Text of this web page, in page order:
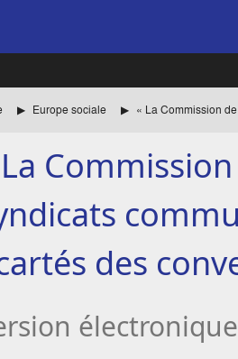
Europe sociale
des
électronique